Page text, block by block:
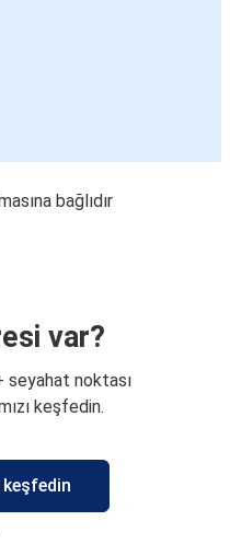
bağlıdır
var?
seyahat noktası
keşfedin.